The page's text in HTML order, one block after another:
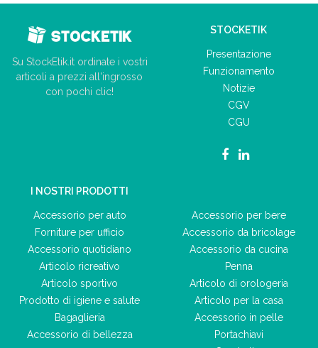
Su StockEtik.it ordinate i vostri
articoli a prezzi all'ingrosso
con pochi clic!
STOCKETIK
Presentazione
Funzionamento
Notizie
CGV
CGU
I NOSTRI PRODOTTI
Accessorio per auto
Forniture per ufficio
Accessorio quotidiano
Articolo ricreativo
Articolo sportivo
Prodotto di igiene e salute
Bagaglieria
Accessorio di bellezza
Accessorio per bere
Accessorio da bricolage
Accessorio da cucina
Penna
Articolo di orologeria
Articolo per la casa
Accessorio in pelle
Portachiavi